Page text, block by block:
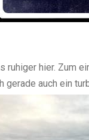
hier. Zum
gerade auch ein